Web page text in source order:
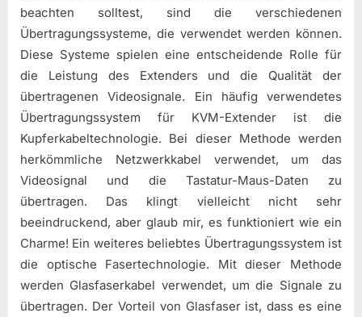
beachten solltest, sind die verschiedenen
Übertragungssysteme, die verwendet werden können.
Diese Systeme spielen eine entscheidende Rolle für
die Leistung des Extenders und die Qualität der
übertragenen Videosignale. Ein häufig verwendetes
Übertragungssystem für KVM-Extender ist die
Kupferkabeltechnologie. Bei dieser Methode werden
herkömmliche Netzwerkkabel verwendet, um das
Videosignal und die Tastatur-Maus-Daten zu
übertragen. Das klingt vielleicht nicht sehr
beeindruckend, aber glaub mir, es funktioniert wie ein
Charme! Ein weiteres beliebtes Übertragungssystem ist
die optische Fasertechnologie. Mit dieser Methode
werden Glasfaserkabel verwendet, um die Signale zu
übertragen. Der Vorteil von Glasfaser ist, dass es eine